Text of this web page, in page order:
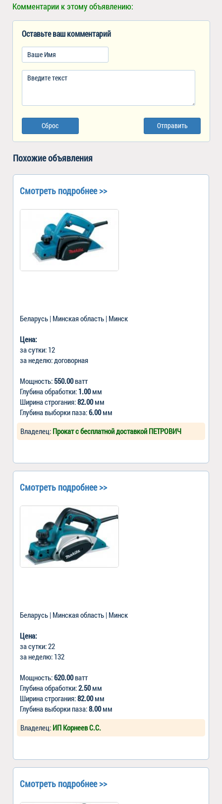
Комментарии к этому объявлению:
Оставьте ваш комментарий
Сброс Отправить
Похожие объявления
Смотреть подробнее >>
Беларусь | Минская область | Минск
Цена:
за сутки: 12
за неделю: договорная
Мощность: 550.00ватт
Глубина обработки: 1.00мм
Ширина строгания:82.00мм
Глубина выборки паза:6.00мм
Владелец: Прокат с бесплатной доставкой ПЕТРОВИЧ
Смотреть подробнее >>
Беларусь | Минская область | Минск
Цена:
за сутки: 22
за неделю: 132
Мощность:620.00ватт
Глубина обработки:2.50мм
Ширина строгания:82.00мм
Глубина выборки паза:8.00мм
Владелец: ИП Корнеев С.С.
Смотреть подробнее >>